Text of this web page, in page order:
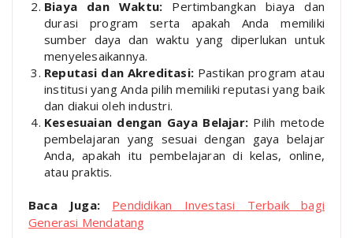
Biaya dan Waktu: Pertimbangkan biaya dan
durasi program serta apakah Anda memiliki
sumber daya dan waktu yang diperlukan untuk
menyelesaikannya.
Reputasi dan Akreditasi:Pastikan program atau
institusi yang Anda pilih memiliki reputasi yang baik
dan diakui oleh industri.
Kesesuaian dengan Gaya Belajar:Pilih metode
pembelajaran yang sesuai dengan gaya belajar
Anda, apakah itu pembelajaran di kelas, online,
atau praktis.
Baca Juga:
Pendidikan Investasi Terbaik bagi
Generasi Mendatang